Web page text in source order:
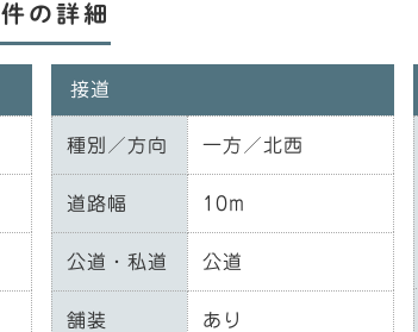
物件の詳細
接道
種別／方向 一方／北西
道路幅 10m
公道・私道 公道
舗装 あり